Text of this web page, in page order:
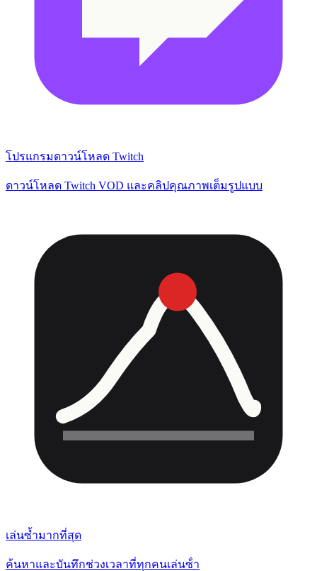
โปรแกรมดาวน์โหลด Twitch
ดาวน์โหลด Twitch VOD และคลิปคุณภาพเต็มรูปแบบ
เล่นซ้ำมากที่สุด
ค้นหาและบันทึกช่วงเวลาที่ทุกคนเล่นซ้ํา